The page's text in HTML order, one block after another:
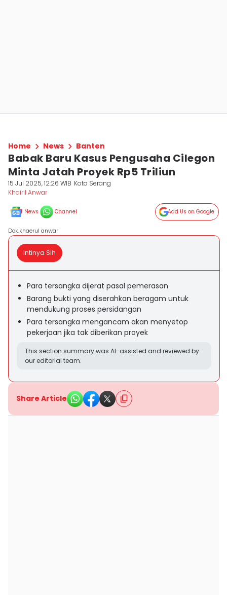
Home News Banten
Babak Baru Kasus Pengusaha Cilegon
Minta Jatah Proyek Rp5 Triliun
15 Jul 2025, 12:26 WIB Kota Serang
Khairil Anwar
News Channel Add Us on Google
Dok.khaerul anwar
Intinya Sih
Para tersangka dijerat pasal pemerasan
Barang bukti yang diserahkan beragam untuk
mendukung proses persidangan
Para tersangka mengancam akan menyetop
pekerjaan jika tak diberikan proyek
This section summary was AI-assisted and reviewed by
our editorial team.
Share Article